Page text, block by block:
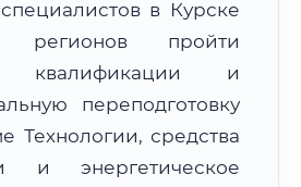
в Курске
пройти
квалификации и
переподготовку
Технологии, средства
и энергетическое